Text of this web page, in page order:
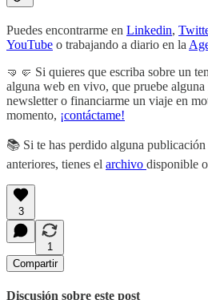
Puedes encontrarme en Linkedin,
YouTube o trabajando a diario en la
🤜🤛 Si quieres que escriba sobre un
alguna web en vivo, que pruebe
newsletter o financiarme un viaje en
momento, ¡contáctame!
📚 Si te has perdido alguna
anteriores, tienes el archivo disponible
3
1
Compartir
Discusión sobre este post